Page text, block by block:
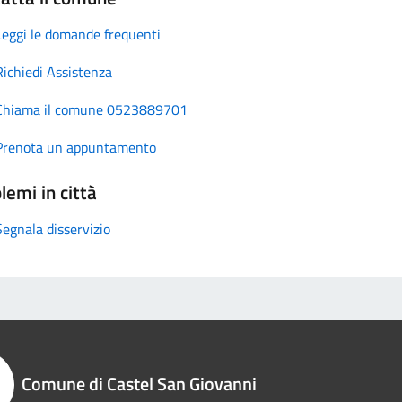
le domande frequenti
Assistenza
il comune 0523889701
un appuntamento
in città
disservizio
Comune di Castel San Giovanni